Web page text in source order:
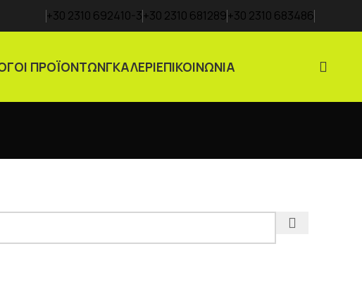
+30 2310 692410-3+30 2310 681289+30 2310 683486
ΠΡΟΪΟΝΤΩΝΓΚΑΛΕΡΙΕΠΙΚΟΙΝΩΝΙΑ